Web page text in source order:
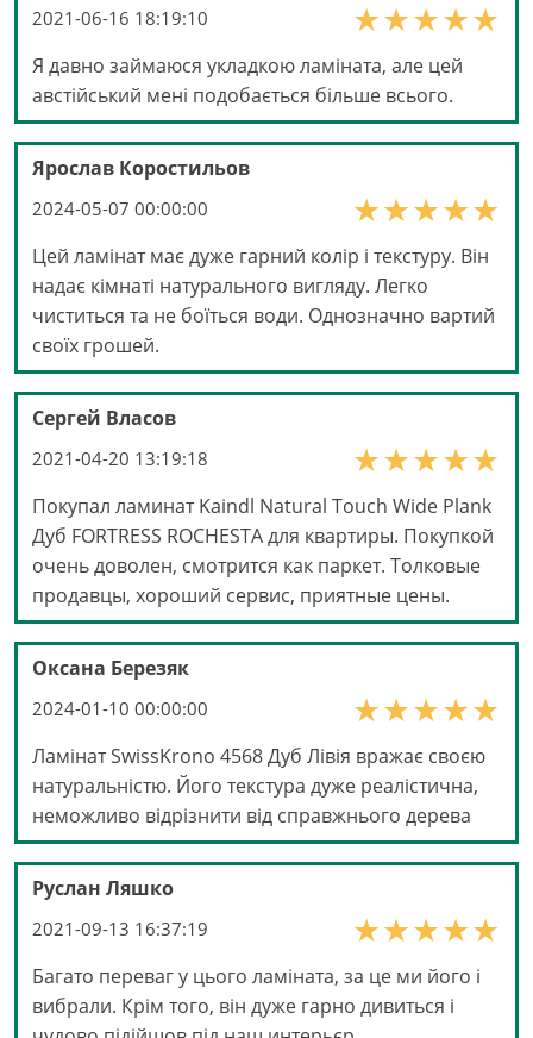
2021-06-16 18:19:10
Я давно займаюся укладкою ламіната, але цей
австійський мені подобається більше всього.
Ярослав Коростильов
2024-05-07 00:00:00
Цей ламінат має дуже гарний колір і текстуру. Він
надає кімнаті натурального вигляду. Легко
чиститься та не боїться води. Однозначно вартий
своїх грошей.
Сергей Власов
2021-04-20 13:19:18
Покупал ламинат Kaindl Natural Touch Wide Plank
Дуб FORTRESS ROCHESTA для квартиры. Покупкой
очень доволен, смотрится как паркет. Толковые
продавцы, хороший сервис, приятные цены.
Оксана Березяк
2024-01-10 00:00:00
Ламінат SwissKrono 4568 Дуб Лівія вражає своєю
натуральністю. Його текстура дуже реалістична,
неможливо відрізнити від справжнього дерева
Руслан Ляшко
2021-09-13 16:37:19
Багато переваг у цього ламіната, за це ми його і
вибрали. Крім того, він дуже гарно дивиться і